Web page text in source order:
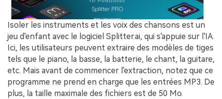
Isoler les instruments et les voix des chansons est un
jeu d'enfant avec le logiciel Splitter.ai, qui s'appuie sur l'IA.
Ici, les utilisateurs peuvent extraire des modèles de tiges
tels que le piano, la basse, la batterie, le chant, la guitare,
etc. Mais avant de commencer l'extraction, notez que ce
programme ne prend en charge que les entrées MP3. De
plus, la taille maximale des fichiers est de 50 Mo.